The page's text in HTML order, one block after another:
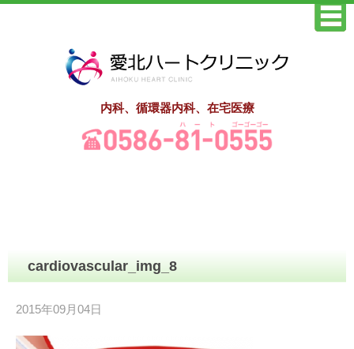
内科、循環器内科、在宅医療
cardiovascular_img_8
2015年09月04日